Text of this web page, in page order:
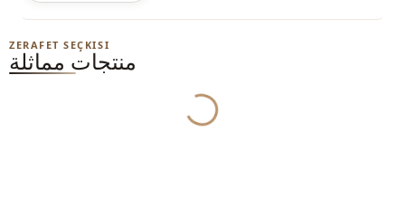
ZERAFET SEÇKISI
منتجات مماثلة
Yukleniyor...